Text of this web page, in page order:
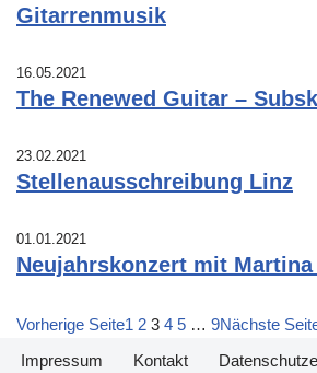
Gitarrenmusik
16.05.2021
The Renewed Guitar –
23.02.2021
Stellenausschreibung Linz
01.01.2021
Neujahrskonzert mit
Vorherige Seite1 2 3 4 5 … 9Nächste
Impressum
Kontakt